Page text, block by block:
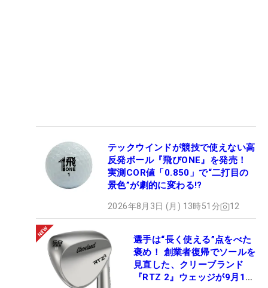
テックウインドが競技で使えない高
反発ボール『飛びONE』を発売！
実測COR値「0.850」で“二打目の
景色”が劇的に変わる!?
2026年8月3日 (月) 13時51分 12
選手は“長く使える”点をべた
褒め！ 創業者復帰でソールを
見直した、クリーブランド
『RTZ 2』ウェッジが9月12